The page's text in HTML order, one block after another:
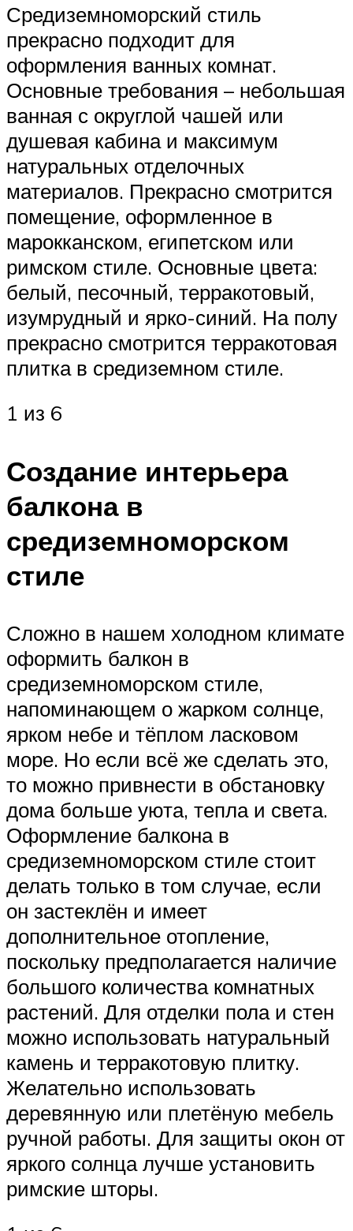
Средиземноморский стиль
прекрасно подходит для
оформления ванных комнат.
Основные требования – небольшая
ванная с округлой чашей или
душевая кабина и максимум
натуральных отделочных
материалов. Прекрасно смотрится
помещение, оформленное в
марокканском, египетском или
римском стиле. Основные цвета:
белый, песочный, терракотовый,
изумрудный и ярко-синий. На полу
прекрасно смотрится терракотовая
плитка в средиземном стиле.
1 из 6
Создание интерьера
балкона в
средиземноморском
стиле
Сложно в нашем холодном климате
оформить балкон в
средиземноморском стиле,
напоминающем о жарком солнце,
ярком небе и тёплом ласковом
море. Но если всё же сделать это,
то можно привнести в обстановку
дома больше уюта, тепла и света.
Оформление балкона в
средиземноморском стиле стоит
делать только в том случае, если
он застеклён и имеет
дополнительное отопление,
поскольку предполагается наличие
большого количества комнатных
растений. Для отделки пола и стен
можно использовать натуральный
камень и терракотовую плитку.
Желательно использовать
деревянную или плетёную мебель
ручной работы. Для защиты окон от
яркого солнца лучше установить
римские шторы.